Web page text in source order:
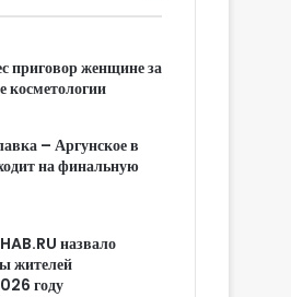
приговор женщине за
косметологии
– Аргунское в
на финальную
назвало
жителей
году